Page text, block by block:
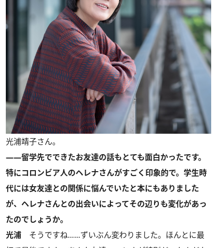
光浦靖子さん。
――留学先でできたお友達の話もとても面白かったです。
特にコロンビア人のヘレナさんがすごく印象的で。学生時
代には女友達との関係に悩んでいたと本にもありました
が、ヘレナさんとの出会いによってその辺りも変化があっ
たのでしょうか。
光浦 そうですね……ずいぶん変わりました。ほんとに最